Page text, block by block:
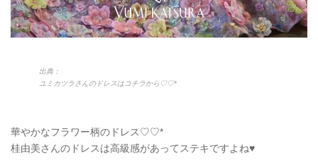
出典：
ユミカツラさんのドレスはコチラから♡♡*
華やかなフラワー柄のドレス♡♡*
桂由美さんのドレスは高級感があってステキですよね♥